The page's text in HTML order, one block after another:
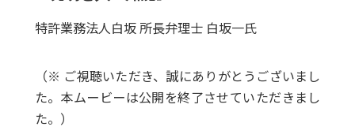
特許業務法人白坂 所長弁理士 白坂一氏
（※ ご視聴いただき、誠にありがとうございまし
た。本ムービーは公開を終了させていただきまし
た。）